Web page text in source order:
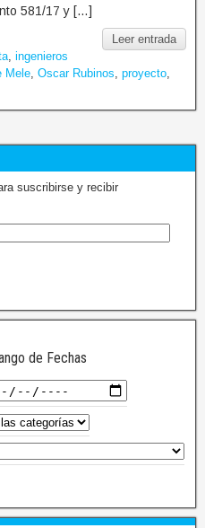
581/17 y […]
Leer entrada
ingenieros
Mele Oscar Rubinos proyecto
suscribirse y recibir
de Fechas